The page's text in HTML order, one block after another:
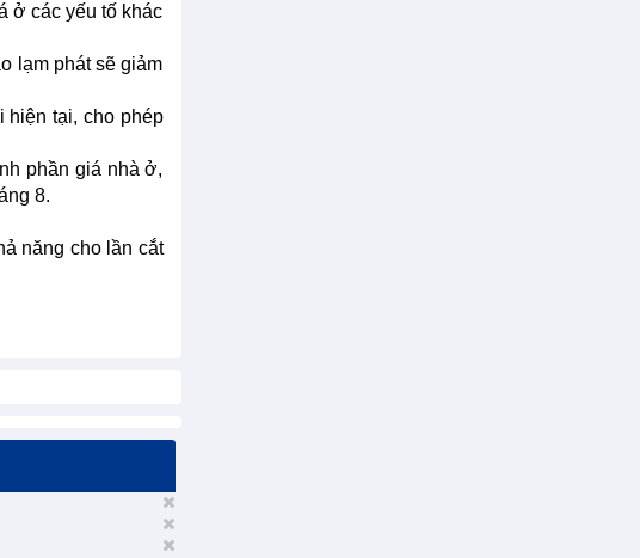
ở các yếu tố khác
lạm phát sẽ giảm
hiện tại, cho phép
phần giá nhà ở,
8.
năng cho lần cắt